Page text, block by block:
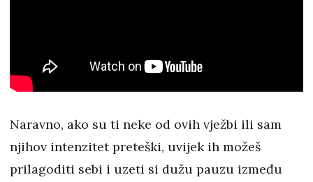
Naravno, ako su ti neke od ovih vježbi ili sam
njihov intenzitet preteški, uvijek ih možeš
prilagoditi sebi i uzeti si dužu pauzu između